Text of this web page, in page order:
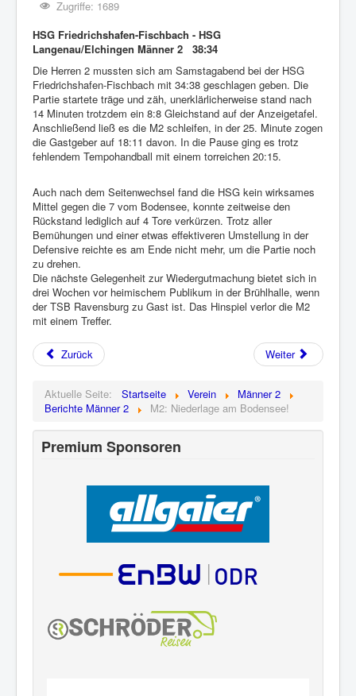
Zugriffe: 1689
HSG Friedrichshafen-Fischbach - HSG
Langenau/Elchingen Männer 2 38:34
Die Herren 2 mussten sich am Samstagabend bei der HSG
Friedrichshafen-Fischbach mit 34:38 geschlagen geben. Die
Partie startete träge und zäh, unerklärlicherweise stand nach
14 Minuten trotzdem ein 8:8 Gleichstand auf der Anzeigetafel.
Anschließend ließ es die M2 schleifen, in der 25. Minute zogen
die Gastgeber auf 18:11 davon. In die Pause ging es trotz
fehlendem Tempohandball mit einem torreichen 20:15.
Auch nach dem Seitenwechsel fand die HSG kein wirksames
Mittel gegen die 7 vom Bodensee, konnte zeitweise den
Rückstand lediglich auf 4 Tore verkürzen. Trotz aller
Bemühungen und einer etwas effektiveren Umstellung in der
Defensive reichte es am Ende nicht mehr, um die Partie noch
zu drehen.
Die nächste Gelegenheit zur Wiedergutmachung bietet sich in
drei Wochen vor heimischem Publikum in der Brühlhalle, wenn
der TSB Ravensburg zu Gast ist. Das Hinspiel verlor die M2
mit einem Treffer.
Zurück Weiter
Aktuelle Seite: Startseite Verein
Männer 2
Berichte Männer 2
M2: Niederlage am Bodensee!
Premium Sponsoren